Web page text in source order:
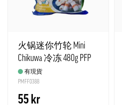
火锅迷你竹轮 Mini
Chikuwa 冷冻 480g PFP
泰国有現貨
PMFF0388
55 kr